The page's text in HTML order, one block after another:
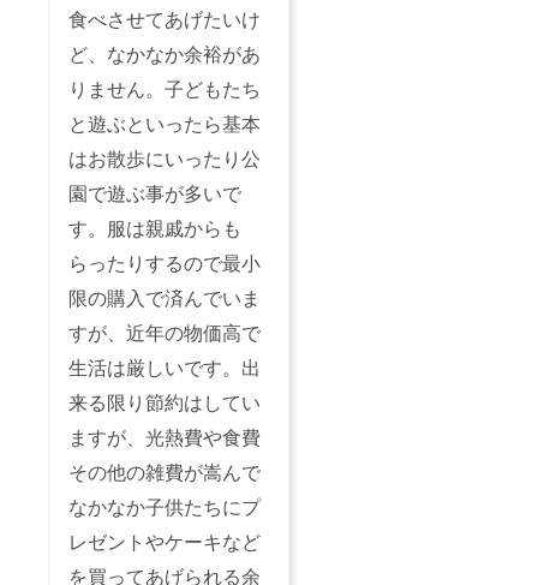
食べさせてあげたいけ
ど、なかなか余裕があ
りません。子どもたち
と遊ぶといったら基本
はお散歩にいったり公
園で遊ぶ事が多いで
す。服は親戚からも
らったりするので最小
限の購入で済んでいま
すが、近年の物価高で
生活は厳しいです。出
来る限り節約はしてい
ますが、光熱費や食費
その他の雑費が嵩んで
なかなか子供たちにプ
レゼントやケーキなど
を買ってあげられる余